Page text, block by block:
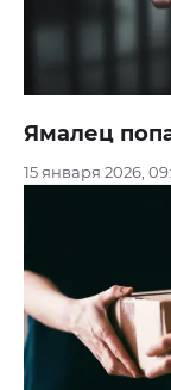
Ямалец
15 января 2026,